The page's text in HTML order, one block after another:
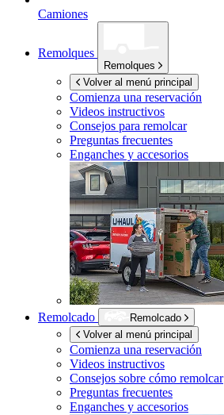
Camiones
Remolques
Remolques
Volver al menú principal
Comienza una reservación
Videos instructivos
Consejos para remolcar
Preguntas frecuentes
Enganches y accesorios
Remolcado
Remolcado
Volver al menú principal
Comienza una reservación
Videos instructivos
Consejos sobre cómo remolcar
Preguntas frecuentes
Enganches y accesorios